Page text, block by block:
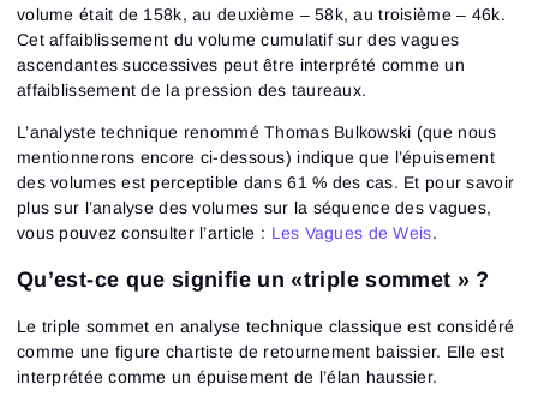
volume était de 158k, au deuxième – 58k, au troisième – 46k.
Cet affaiblissement du volume cumulatif sur des vagues
ascendantes successives peut être interprété comme un
affaiblissement de la pression des taureaux.
L’analyste technique renommé Thomas Bulkowski (que nous
mentionnerons encore ci-dessous) indique que l’épuisement
des volumes est perceptible dans 61 % des cas. Et pour savoir
plus sur l’analyse des volumes sur la séquence des vagues,
vous pouvez consulter l’article : Les Vagues de Weis.
Qu’est-ce que signifie un «triple sommet » ?
Le triple sommet en analyse technique classique est considéré
comme une figure chartiste de retournement baissier. Elle est
interprétée comme un épuisement de l’élan haussier.